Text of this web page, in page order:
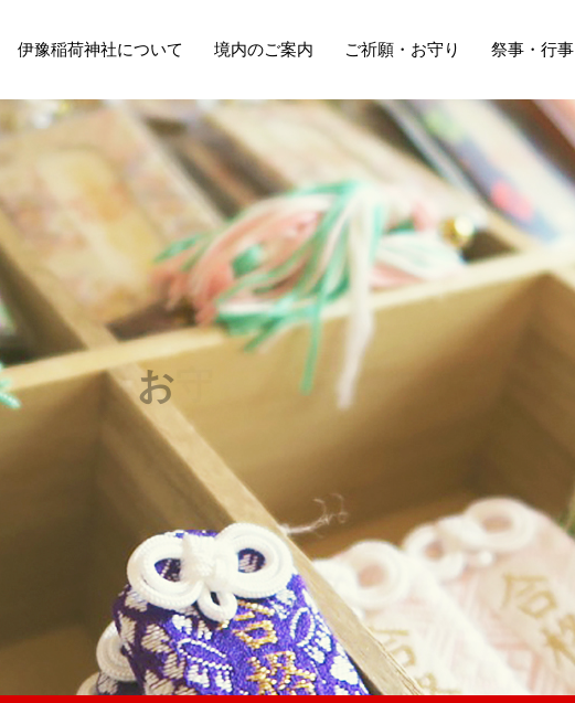
伊豫稲荷神社について 境内のご案内 ご祈願・お守り 祭事・行事
お